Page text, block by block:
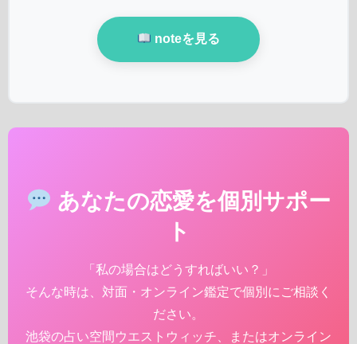
noteを見る
あなたの恋愛を個別サポー
ト
「私の場合はどうすればいい？」
そんな時は、対面・オンライン鑑定で個別にご相談く
ださい。
池袋の占い空間ウエストウィッチ、またはオンライン